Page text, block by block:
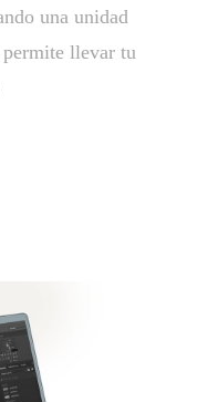
una unidad
llevar tu